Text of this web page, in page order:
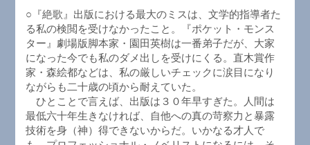
○『絶歌』出版における最大のミスは、文学的指導者た
る私の検閲を受けなかったこと。『ポケット・モンス
ター』劇場版脚本家・園田英樹は一番弟子だが、大家
になった今でも私のダメ出しを受けにくる。直木賞作
家・森絵都などは、私の厳しいチェックに涙目になり
ながらも二十歳の頃から耐えていた。
ひとことで言えば、出版は３０年早すぎた。人間は
最低六十年生きなければ、自他への真の苛察力と暴露
技術を身（神）得できないからだ。いかなる才人で